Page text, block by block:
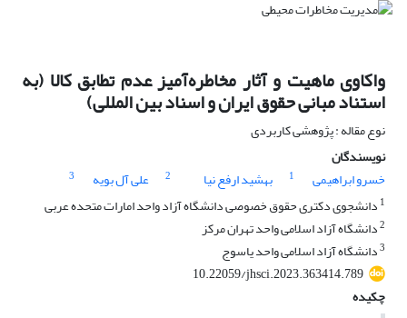
واکاوی ماهیت و آثار مخاطره‌آمیز عدم تطابق کالا (به
استناد مبانی حقوق ایران و اسناد بین المللی)
نوع مقاله : پژوهشی کاربردی
نویسندگان
خسرو ابراهیمی
1 بهشید ارفع نیا 2 علی آل بویه
3
1 دانشجوی دکتری حقوق خصوصی دانشگاه آزاد واحد امارات متحده عربی
2دانشگاه آزاد اسلامی واحد تهران مرکز
3دانشگاه آزاد اسلامی واحد یاسوج
10.22059/jhsci.2023.363414.789
چکیده